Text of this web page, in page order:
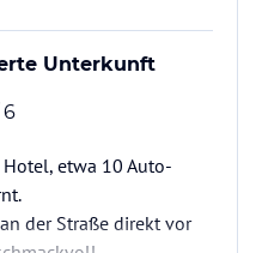
Unterkunft
6
etwa 10 Auto-
der Straße direkt vor